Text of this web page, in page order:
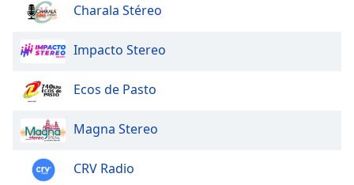
Opacity
Area
Background
Opacity
Charala Stéreo
Impacto Stereo
Ecos de Pasto
Magna Stereo
CRV Radio